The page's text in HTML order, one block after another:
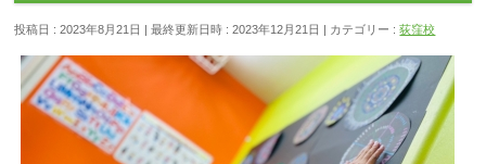
投稿日 : 2023年8月21日 最終更新日時 : 2023年12月21日 カテゴリー :荻窪校